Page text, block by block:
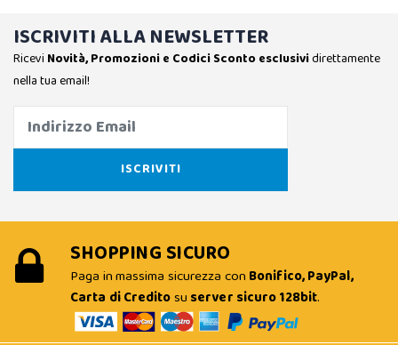
ISCRIVITI ALLA NEWSLETTER
Ricevi Novità, Promozioni e Codici Sconto esclusividirettamente
nella tua email!
SHOPPING SICURO
Paga in massima sicurezza con Bonifico, PayPal,
Carta di Creditosu server sicuro 128bit.